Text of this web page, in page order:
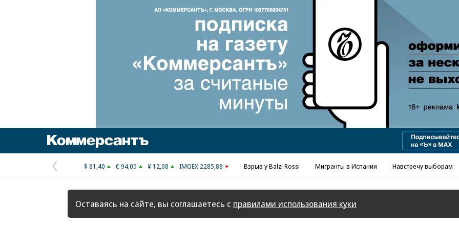
Реклама в «Ъ» www.kommersant.ru/ad
Предыдущая
страница
$ 81,40 € 94,05 ¥ 12,08 IMOEX 2285,88 Взрыв у Balzi Rossi Мигранты в Испании Навстречу выборам
Оставаясь на сайте, вы соглашаетесь с правилами использования куки